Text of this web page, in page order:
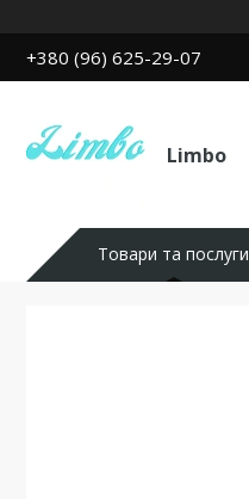
+380 (96) 625-29-07
Limbo
Товари та послуги